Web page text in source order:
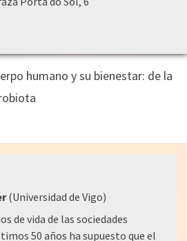
humano y su bienestar: de la
(Universidad de Vigo)
de vida de las sociedades
50 años ha supuesto que el